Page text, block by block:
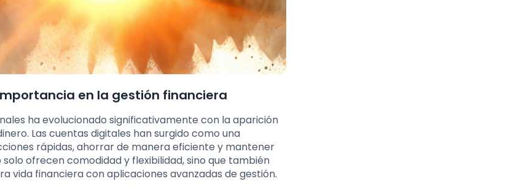
en la gestión financiera
ha evolucionado significativamente con la aparición
Las cuentas digitales han surgido como una
rápidas, ahorrar de manera eficiente y mantener
ofrecen comodidad y flexibilidad, sino que también
vida financiera con aplicaciones avanzadas de gestión.